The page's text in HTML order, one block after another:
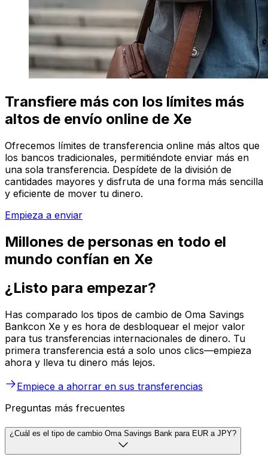
Transfiere más con los límites más
altos de envío online de Xe
Ofrecemos límites de transferencia online más altos que
los bancos tradicionales, permitiéndote enviar más en
una sola transferencia. Despídete de la división de
cantidades mayores y disfruta de una forma más sencilla
y eficiente de mover tu dinero.
Empieza a enviar
Millones de personas en todo el
mundo confían en Xe
¿Listo para empezar?
Has comparado los tipos de cambio de Oma Savings
Bankcon Xe y es hora de desbloquear el mejor valor
para tus transferencias internacionales de dinero. Tu
primera transferencia está a solo unos clics—empieza
ahora y lleva tu dinero más lejos.
Empiece a ahorrar en sus transferencias
Preguntas más frecuentes
¿Cuál es el tipo de cambio Oma Savings Bank para EUR a JPY?